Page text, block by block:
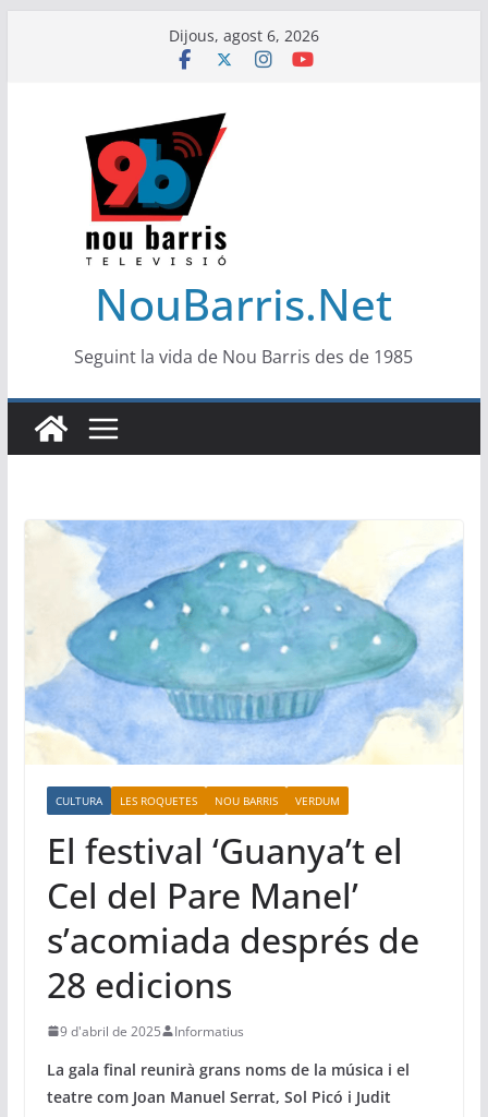
Dijous, agost 6, 2026
NouBarris.Net
Seguint la vida de Nou Barris des de 1985
CULTURA LES ROQUETES NOU BARRIS VERDUM
El festival ‘Guanya’t el
Cel del Pare Manel’
s’acomiada després de
28 edicions
9 d'abril de 2025 Informatius
La gala final reunirà grans noms de la música i el
teatre com Joan Manuel Serrat, Sol Picó i Judit